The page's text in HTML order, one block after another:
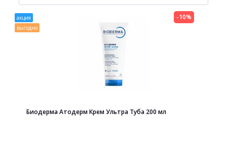
акция
выгодно
Биодерма Атодерм Крем Ультра Туба 200 мл
-10%